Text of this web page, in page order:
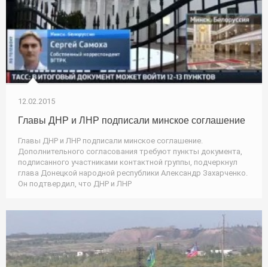
12.02.2015
Главы ДНР и ЛНР подписали минское соглашение
Главы ДНР и ЛНР подписали минское соглашение.
Дополнительного согласования требуют пункты документа,
подписанного участниками контактной группы, подчеркнул
глава Донецкой народной республики Александр Захарченко.
Он подтвердил, что ДНР и ЛНР